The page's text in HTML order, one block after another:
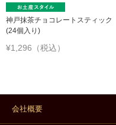
神戸抹茶チョコレートスティック
(24個入り)
¥1,296（税込）
会社概要